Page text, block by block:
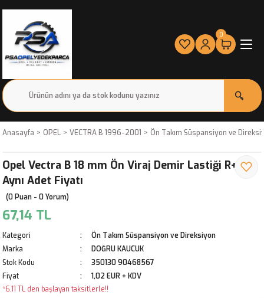
0
Anasayfa OPEL VECTRA B 1996-2001 Ön Takım Süspansiyon ve
Opel Vectra B 18 mm Ön Viraj Demir Lastiği R+L
Aynı Adet Fiyatı
(0 Puan - 0 Yorum)
67,14 TL
Kategori
Ön Takım Süspansiyon ve Direksiyon
Marka
DOĞRU KAUCUK
Stok Kodu
350130 90468567
Fiyat
1,02 EUR + KDV
*6,11 TL den başlayan taksitlerle!!